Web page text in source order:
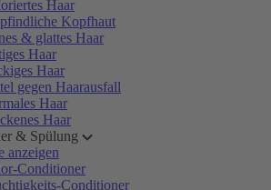
Haar
Kopfhaut
& glattes Haar
Haar
Haar
gegen Haarausfall
Haar
Haar
& Spülung
anzeigen
Conditioner
Conditioner